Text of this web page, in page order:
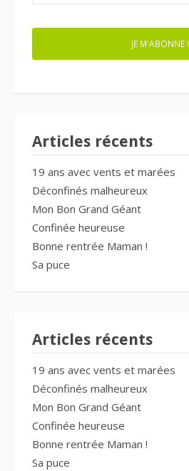
MAIL
JE M'ABONNE !
Articles récents
19 ans avec vents et marées
Déconfinés malheureux
Mon Bon Grand Géant
Confinée heureuse
Bonne rentrée Maman !
Sa puce
Articles récents
19 ans avec vents et marées
Déconfinés malheureux
Mon Bon Grand Géant
Confinée heureuse
Bonne rentrée Maman !
Sa puce